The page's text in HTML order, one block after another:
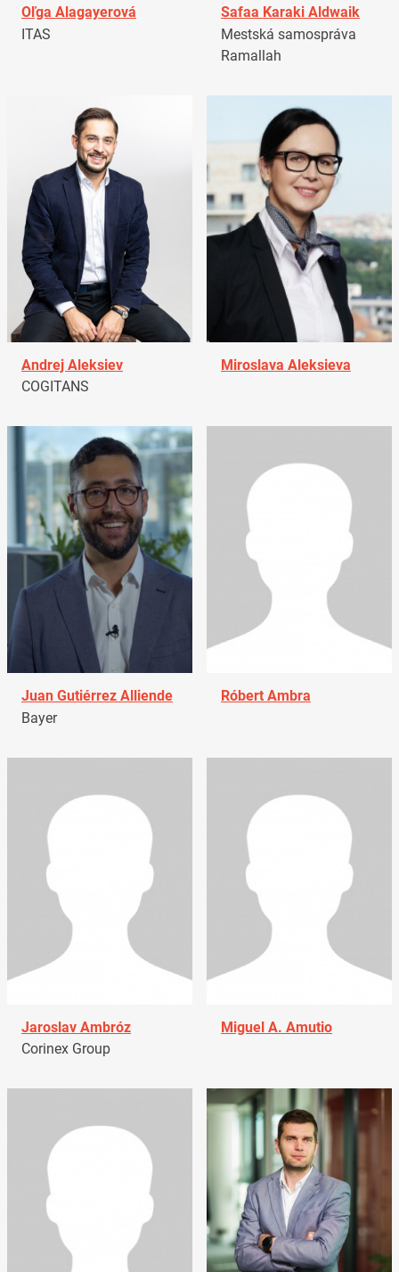
Oľga Alagayerová
ITAS
Safaa Karaki Aldwaik
Mestská samospráva
Ramallah
Andrej Aleksiev
COGITANS
Miroslava Aleksieva
Juan Gutiérrez Alliende
Bayer
Róbert Ambra
Jaroslav Ambróz
Corinex Group
Miguel A. Amutio